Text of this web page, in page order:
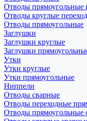
Отводы прямоугольные
Отводы круглые
Отводы прямоугольные
Заглушки
Заглушки круглые
Заглушки
Утки
Утки круглые
Утки прямоугольные
Ниппели
Отводы сварные
Отводы переходные
Отводы прямоугольные